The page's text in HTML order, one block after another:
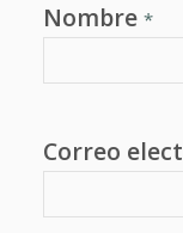
Nombre *
Correo